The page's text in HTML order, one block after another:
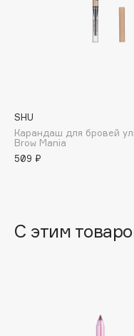
Basicare
Batiste
Beauty Bomb
beautyblender
SHU
Карандаш для бровей
Brow Mania
509 ₽
С этим